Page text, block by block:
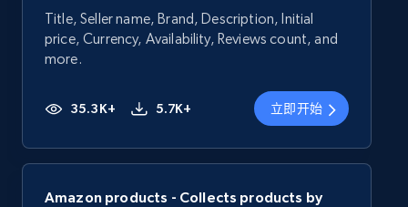
Title, Seller name, Brand, Description, Initial
price, Currency, Availability, Reviews count, and
more.
35.3K+ 5.7K+ 立即开始
Amazon products - Collects products by